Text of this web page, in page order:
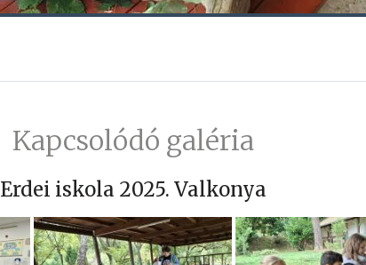
Kapcsolódó galéria
Erdei iskola 2025. Valkonya